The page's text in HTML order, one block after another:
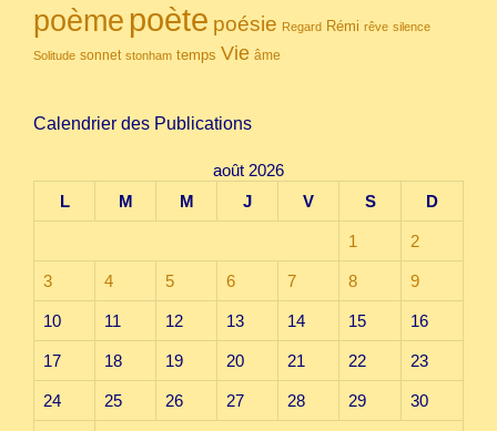
poème poète poésie Regard Rémi rêve silence
Solitude sonnet stonham temps Vie âme
Calendrier des Publications
août 2026
L
M M J V S D
1 2
3 4 5 6 7 8 9
10 11 12 13 14 15 16
17 18 19 20 21 22 23
24 25 26 27 28 29 30